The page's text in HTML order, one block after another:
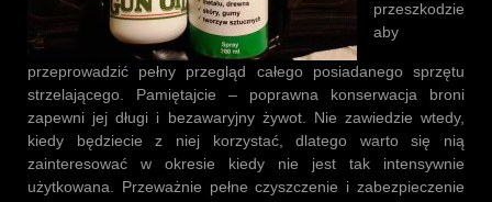
przeszkodzie
aby
przeprowadzić pełny przegląd całego posiadanego sprzętu
strzelającego. Pamiętajcie – poprawna konserwacja broni
zapewni jej długi i bezawaryjny żywot. Nie zawiedzie wtedy,
kiedy będziecie z niej korzystać, dlatego warto się nią
zainteresować w okresie kiedy nie jest tak intensywnie
użytkowana. Przeważnie pełne czyszczenie i zabezpieczenie